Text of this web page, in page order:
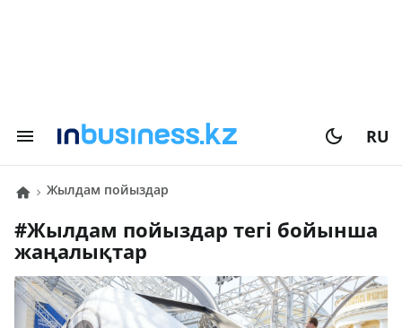
RU
жылдам пойыздар
# жылдам пойыздар тегі бойынша
жаңалықтар